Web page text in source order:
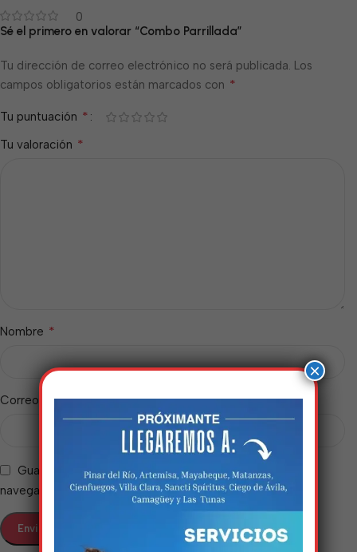
0
Sé el primero en valorar “Combo Parrillada”
Tu dirección de correo electrónico no será publicada. Los
campos obligatorios están marcados con *
Tu puntuación *
Tu valoración *
Nombre *
Correo electrónico*
Guarda mi nombre, correo electrónico y web en este
navegador para la próxima vez que comente.
×
Estamos trabalhando
nisso!